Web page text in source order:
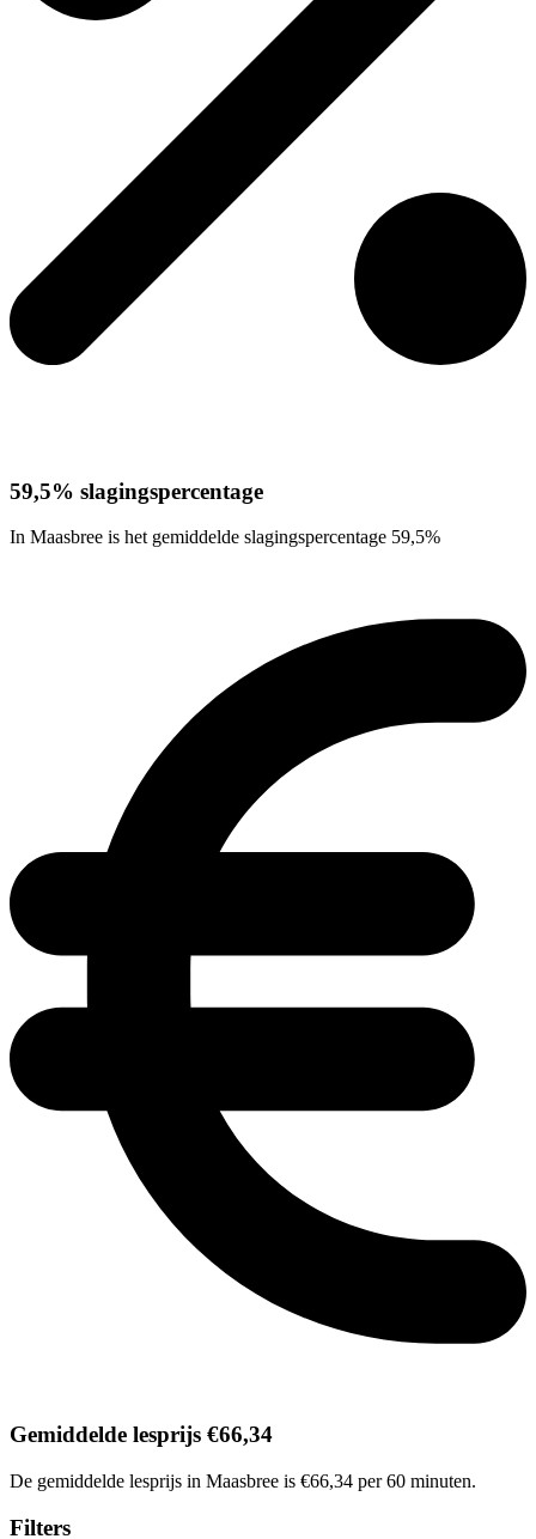
59,5% slagingspercentage
In Maasbree is het gemiddelde slagingspercentage 59,5%
Gemiddelde lesprijs €66,34
De gemiddelde lesprijs in Maasbree is €66,34 per 60 minuten.
Filters